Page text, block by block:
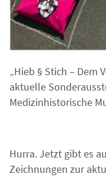
„Hieb § Stich – Dem
aktuelle
Medizinhistorische
Hurra. Jetzt gibt es
Zeichnungen zur